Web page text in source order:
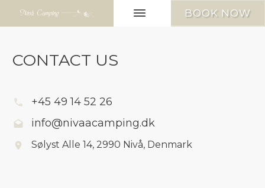
BOOK NOW
CONTACT US
+45 49 14 52 26
info@nivaacamping.dk
Sølyst Alle 14, 2990 Nivå, Denmark